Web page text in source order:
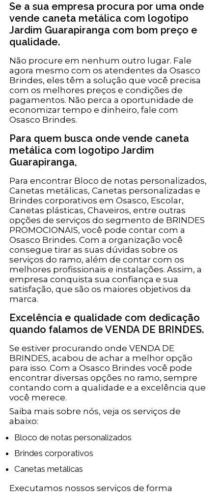
Se a sua empresa procura por uma onde
vende caneta metálica com logotipo
Jardim Guarapiranga com bom preço e
qualidade.
Não procure em nenhum outro lugar. Fale
agora mesmo com os atendentes da Osasco
Brindes, eles têm a solução que você precisa
com os melhores preços e condições de
pagamentos. Não perca a oportunidade de
economizar tempo e dinheiro, fale com
Osasco Brindes.
Para quem busca onde vende caneta
metálica com logotipo Jardim
Guarapiranga,
Para encontrar Bloco de notas personalizados,
Canetas metálicas, Canetas personalizadas e
Brindes corporativos em Osasco, Escolar,
Canetas plásticas, Chaveiros, entre outras
opções de serviços do segmento de BRINDES
PROMOCIONAIS, você pode contar com a
Osasco Brindes. Com a organização você
consegue tirar as suas dúvidas sobre os
serviços do ramo, além de contar com os
melhores profissionais e instalações. Assim, a
empresa conquista sua confiança e sua
satisfação, que são os maiores objetivos da
marca.
Excelência e qualidade com dedicação
quando falamos de VENDA DE BRINDES.
Se estiver procurando onde VENDA DE
BRINDES, acabou de achar a melhor opção
para isso. Com a Osasco Brindes você pode
encontrar diversas opções no ramo, sempre
contando com a qualidade e a excelência que
você merece.
Saiba mais sobre nós, veja os serviços de
abaixo:
Bloco de notas personalizados
Brindes corporativos
Canetas metálicas
Executamos nossos serviços de forma